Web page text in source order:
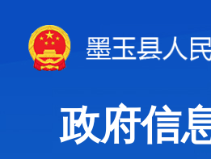
政府信